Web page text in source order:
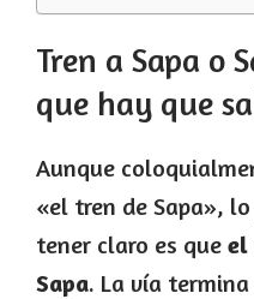
Tren a Sapa o
que hay que
Aunque
«el tren de Sapa»,
tener claro es que el
Sapa. La vía